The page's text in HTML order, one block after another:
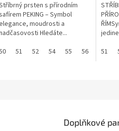
prsten s přírodním
PEKING – Symbol
moudrosti a
Hledáte...
51 52 54 55 56 57
51
Doplňkové